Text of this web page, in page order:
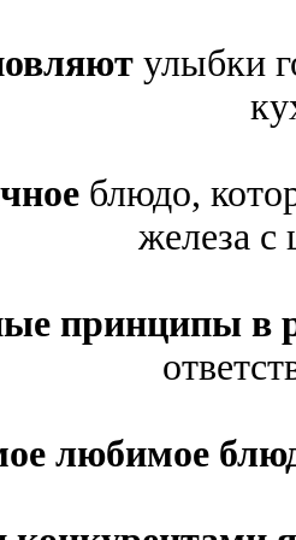
улыбки
блюдо,
железа
принципы в
любимое